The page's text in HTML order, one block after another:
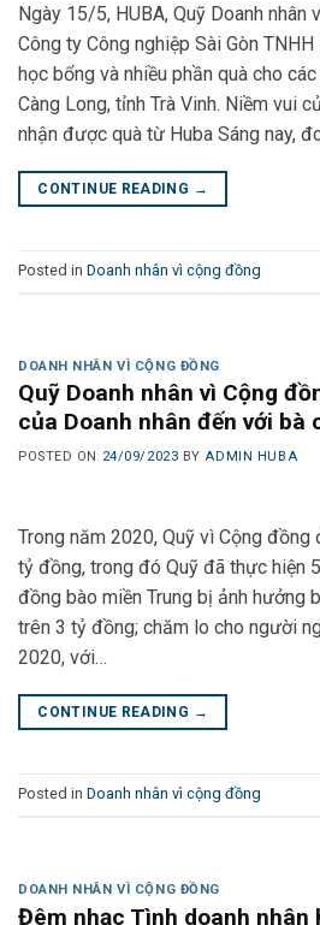
Ngày 15/5, HUBA, Quỹ Doanh nhân
Công ty Công nghiệp Sài Gòn
học bổng và nhiều phần quà cho
Càng Long, tỉnh Trà Vinh. Niềm vui
nhận được quà từ Huba Sáng nay,
CONTINUE READING →
Posted in Doanh nhân vì cộng đồng
DOANH NHÂN VÌ CỘNG ĐỒNG
Quỹ Doanh nhân vì Cộng
của Doanh nhân đến với bà
POSTED ON 24/09/2023 BYADMIN HUBA
Trong năm 2020, Quỹ vì Cộng
tỷ đồng, trong đó Quỹ đã thực hiện
đồng bào miền Trung bị ảnh hưởng
trên 3 tỷ đồng; chăm lo cho người
2020, với…
CONTINUE READING →
Posted in Doanh nhân vì cộng đồng
DOANH NHÂN VÌ CỘNG ĐỒNG
Đêm nhạc Tình doanh nhân